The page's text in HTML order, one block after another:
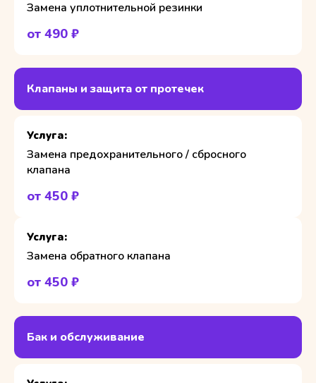
Замена уплотнительной резинки
от 490 ₽
Клапаны и защита от протечек
Замена предохранительного / сбросного
клапана
от 450 ₽
Замена обратного клапана
от 450 ₽
Бак и обслуживание